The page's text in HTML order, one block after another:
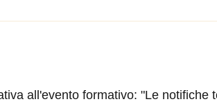
all'evento formativo: "Le notifiche